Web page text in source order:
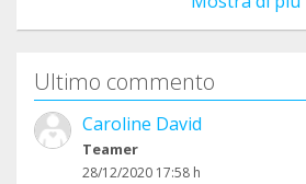
Ultimo commento
Caroline David
Teamer
28/12/2020 17:58 h